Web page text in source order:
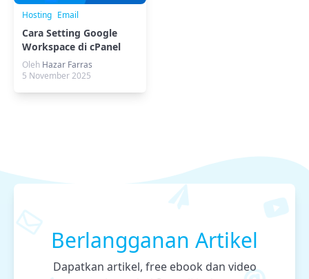
Hosting Email
Cara Setting Google
Workspace di cPanel
Hosting
Oleh Hazar Farras
5 November 2025
Berlangganan Artikel
Dapatkan artikel, free ebook dan video